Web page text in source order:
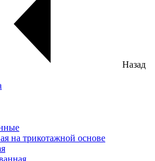
Назад
на трикотажной основе